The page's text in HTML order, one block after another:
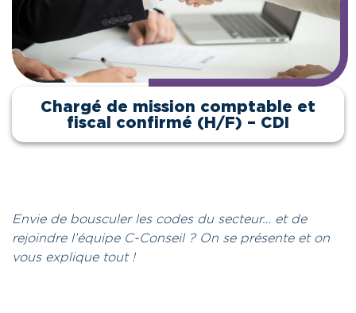
Chargé de mission comptable et
fiscal confirmé (H/F) – CDI
Envie de bousculer les codes du secteur… et de
rejoindre l’équipe C-Conseil ?On se présente et on
vous explique tout !